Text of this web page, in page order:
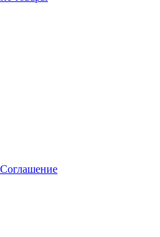
Соглашение